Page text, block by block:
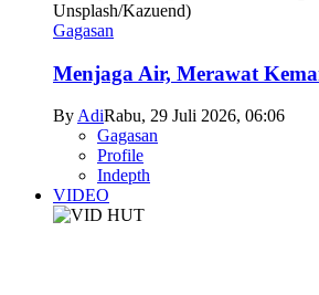
Gagasan
Menjaga Air, Merawat
ByAdiRabu, 29 Juli 2026, 06:06
Gagasan
Profile
Indepth
VIDEO